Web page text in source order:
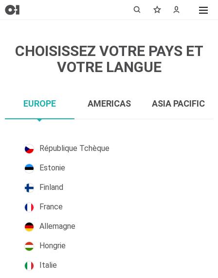
CHOISISSEZ VOTRE PAYS ET
VOTRE LANGUE
EUROPE AMERICAS ASIA PACIFIC
République Tchèque
Estonie
Finland
France
Allemagne
Hongrie
Italie